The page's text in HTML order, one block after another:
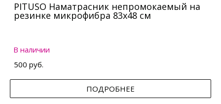
PITUSO Наматрасник непромокаемый на
резинке микрофибра 83х48 см
В наличии
500 руб.
ПОДРОБНЕЕ